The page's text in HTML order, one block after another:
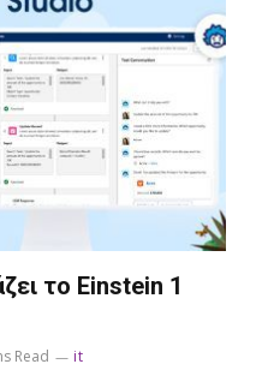
το Einstein 1
Read it